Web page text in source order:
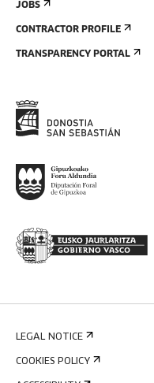
JOBS
CONTRACTOR PROFILE
TRANSPARENCY PORTAL
LEGAL NOTICE
COOKIES POLICY